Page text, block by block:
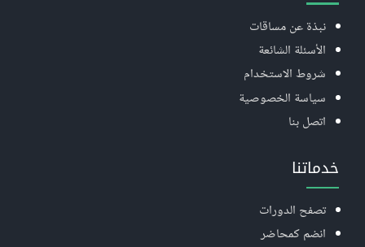
نبذة عن مساقات
الأسئلة الشائعة
شروط الاستخدام
سياسة الخصوصية
اتصل بنا
خدماتنا
تصفح الدورات
انضم كمحاضر